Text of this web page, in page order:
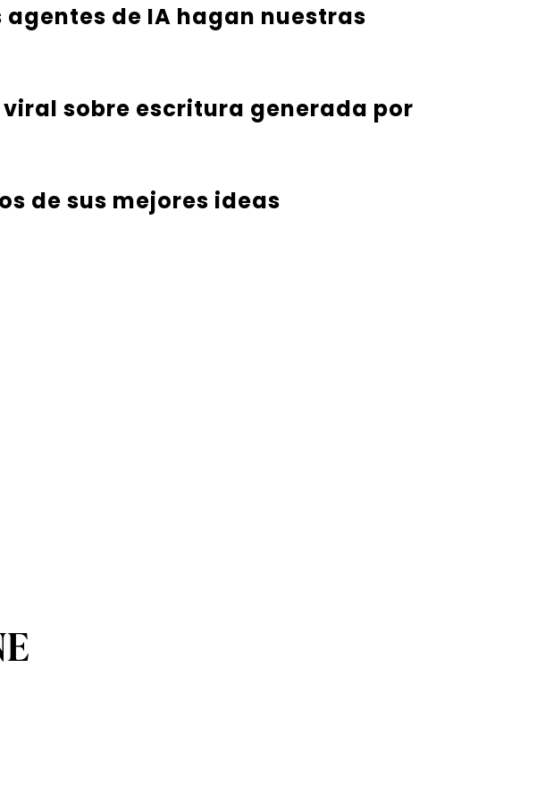
de IA hagan nuestras
sobre escritura generada por
de sus mejores ideas